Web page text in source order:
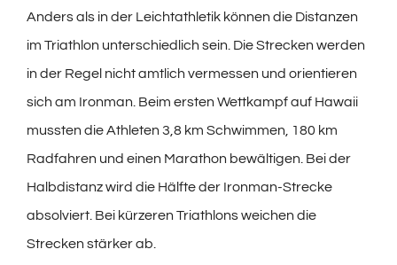
Anders als in der Leichtathletik können die Distanzen
im Triathlon unterschiedlich sein. Die Strecken werden
in der Regel nicht amtlich vermessen und orientieren
sich am Ironman. Beim ersten Wettkampf auf Hawaii
mussten die Athleten 3,8 km Schwimmen, 180 km
Radfahren und einen Marathon bewältigen. Bei der
Halbdistanz wird die Hälfte der Ironman-Strecke
absolviert. Bei kürzeren Triathlons weichen die
Strecken stärker ab.